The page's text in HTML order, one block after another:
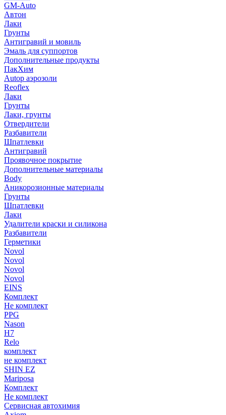
GM-Auto
Автон
Лаки
Грунты
Антигравий и мовиль
Эмаль для суппортов
Дополнительные продукты
ПакХим
Autop аэрозоли
Reoflex
Лаки
Грунты
Лаки, грунты
Отвердители
Разбавители
Шпатлевки
Антигравий
Проявочное покрытие
Дополнительные материалы
Body
Аникорозионные материалы
Грунты
Шпатлевки
Лаки
Удалители краски и силикона
Разбавители
Герметики
Novol
Novol
Novol
Novol
EINS
Комплект
Не комплект
PPG
Nason
H7
Relo
комплект
не комплект
SHIN EZ
Mariposa
Комплект
Не комплект
Сервисная автохимия